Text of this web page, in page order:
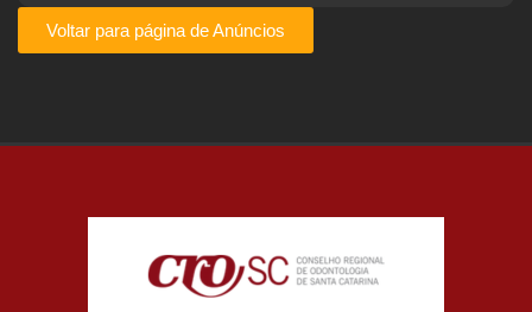
Voltar para página de Anúncios